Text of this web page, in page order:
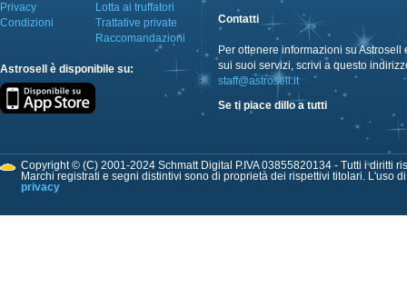
Privacy
Condizioni
Lotta ai truffatori
Trattative private
Raccomandazioni
Astrosell è disponibile su:
Contatti
Per ottenere informazioni su Astrosell
sui suoi servizi, scrivi a questo
staff@astrosell.it
Se ti piace dillo a tutti
Copyright © (C) 2001-2024 Schmatt Digital P.IVA 03855820134 - Tutti i diritti
Marchi registrati e segni distintivi sono di proprietà dei rispettivi titolari. L'uso
privacy